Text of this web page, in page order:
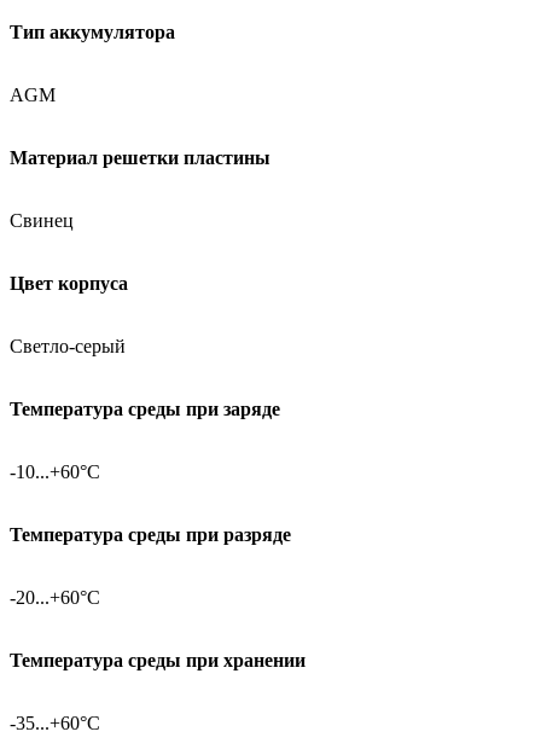
Тип аккумулятора
AGM
Материал решетки пластины
Свинец
Цвет корпуса
Светло-серый
Температура среды при заряде
-10...+60°C
Температура среды при разряде
-20...+60°C
Температура среды при хранении
-35...+60°C